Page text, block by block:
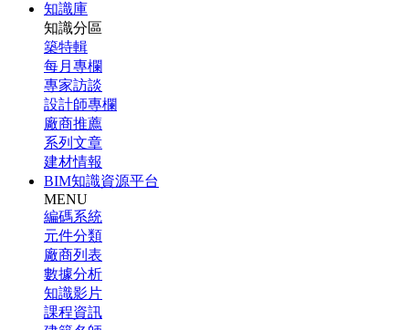
知識庫
知識分區
築特輯
每月專欄
專家訪談
設計師專欄
廠商推薦
系列文章
建材情報
BIM知識資源平台
MENU
編碼系統
元件分類
廠商列表
數據分析
知識影片
課程資訊